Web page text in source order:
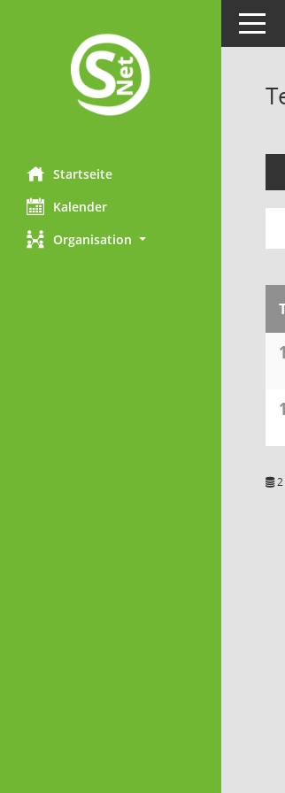
Startseite
Kalender
Organisation
Toggle
2